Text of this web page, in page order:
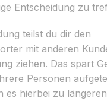
Entscheidung zu
teilst du dir den
mit anderen
ziehen. Das spart
Personen
es hierbei zu